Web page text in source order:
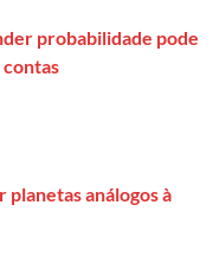
probabilidade pode
contas
análogos à